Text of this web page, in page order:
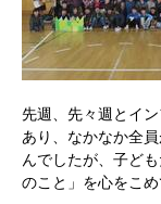
先週、先々週とイ
あり、なかなか全
んでしたが、子ど
のこと」を心をこめ